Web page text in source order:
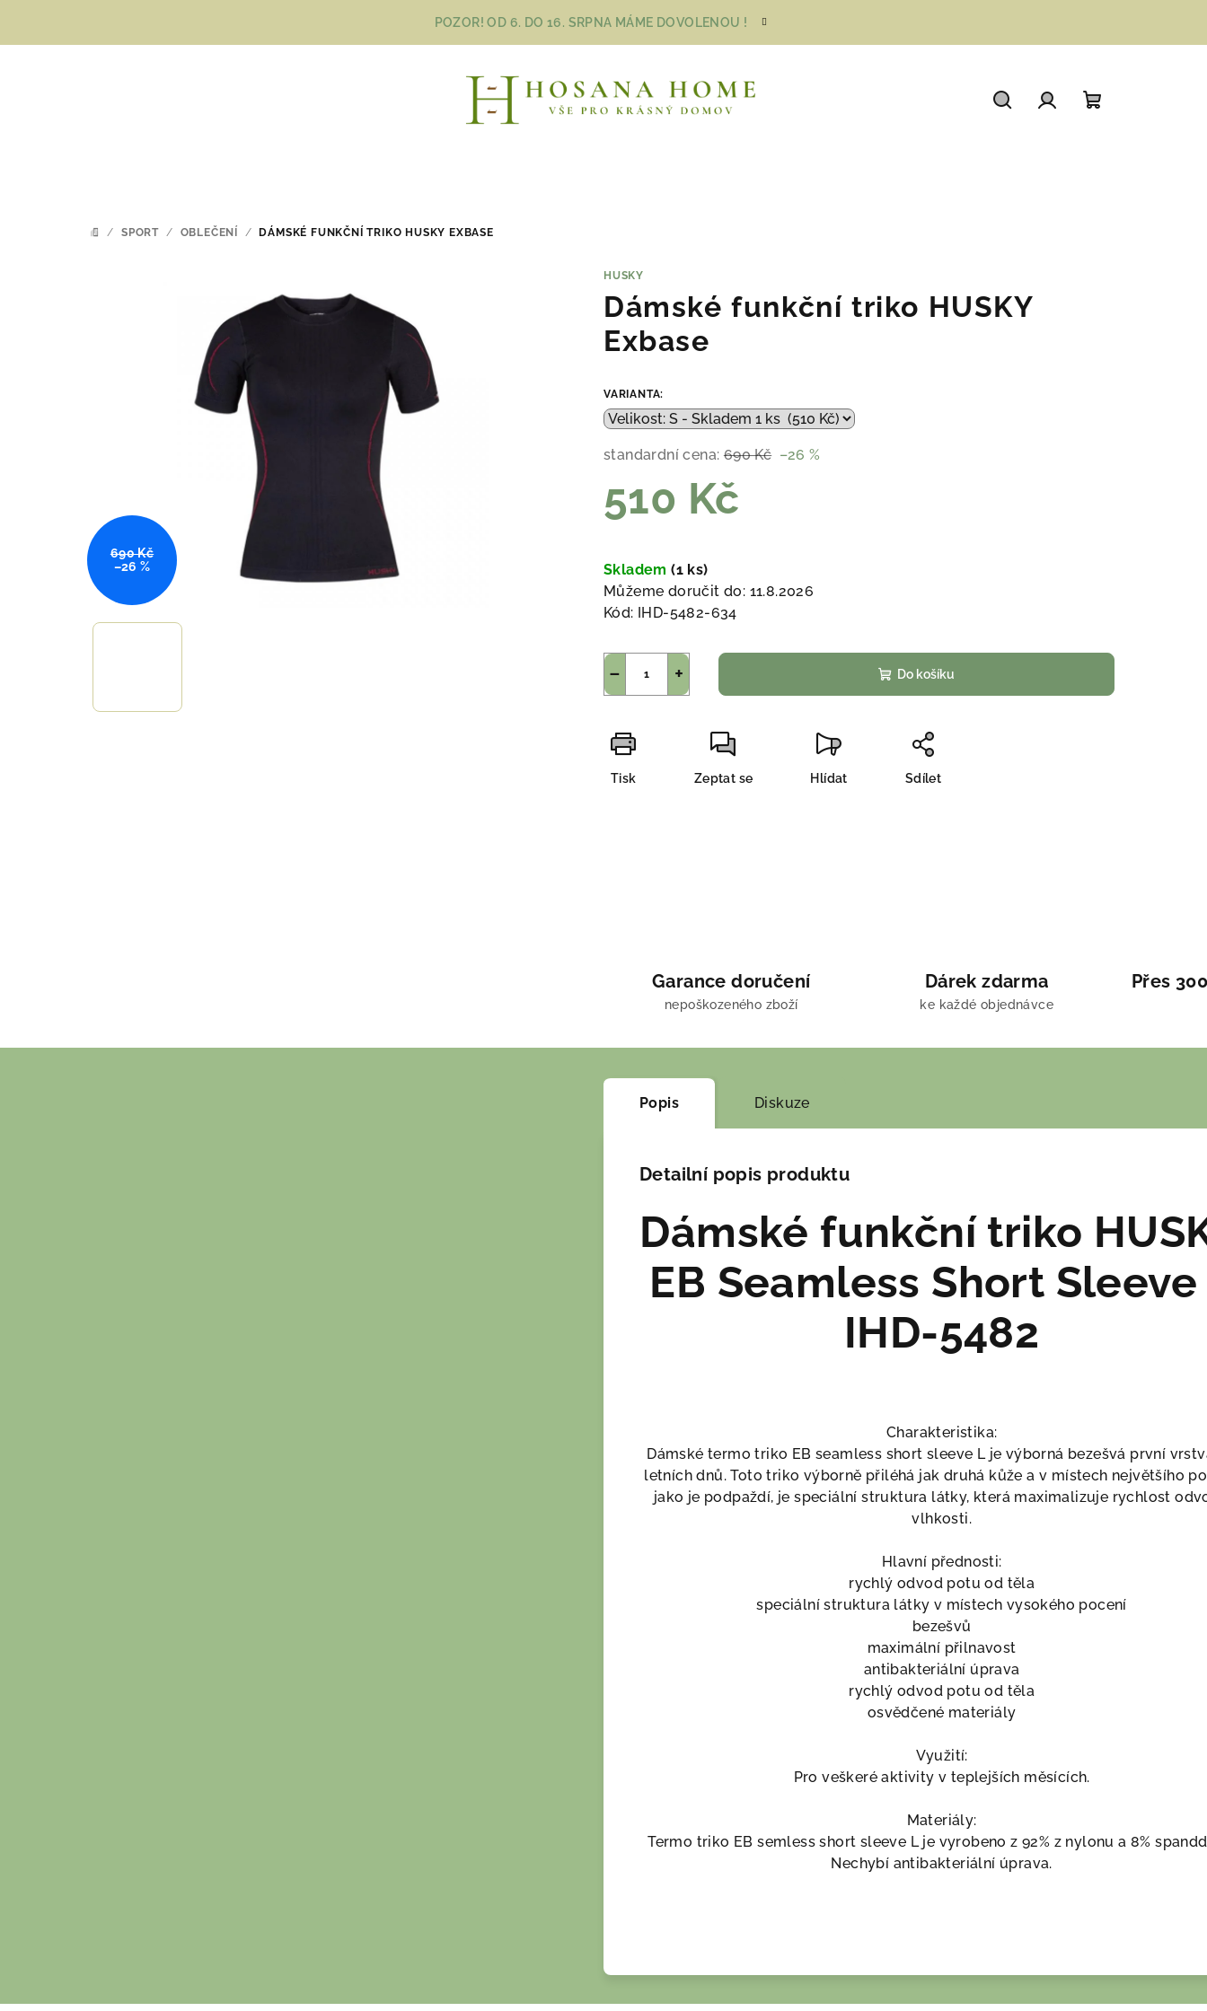
POZOR! OD 6. DO 16. SRPNA MÁME DOVOLENOU !
DOMŮ
/ SPORT / OBLEČENÍ / DÁMSKÉ FUNKČNÍ TRIKO HUSKY EXBASE
HUSKY
Dámské funkční triko HUSKY
Exbase
VARIANTA:
standardní cena: 690 Kč –26 %
510 Kč
cena:
Skladem(1 ks)
Můžeme doručit do: 11.8.2026
Kód: IHD-5482-634
+
− Do košíku
Tisk Zeptat se Hlídat Sdílet
690 Kč
–26 %
Garance doručení
nepoškozeného zboží
Dárek zdarma
ke každé objednávce
Přes
Popis Diskuze
Detailní popis produktu
Dámské funkční triko
EB Seamless Short Sleeve
IHD-5482
Charakteristika:
Dámské termo triko EB seamless short sleeve L je výborná bezešvá první
letních dnů. Toto triko výborně přiléhá jak druhá kůže a v místech největšího
jako je podpaždí, je speciální struktura látky, která maximalizuje rychlost
vlhkosti.
Hlavní přednosti:
rychlý odvod potu od těla
speciální struktura látky v místech vysokého pocení
bezešvů
maximální přilnavost
antibakteriální úprava
rychlý odvod potu od těla
osvědčené materiály
Využití:
Pro veškeré aktivity v teplejších měsících.
Materiály:
Termo triko EB semless short sleeve L je vyrobeno z 92% z nylonu a 8%
Nechybí antibakteriální úprava.